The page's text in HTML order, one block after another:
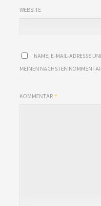
WEBSITE
NAME, E-MAIL-ADRESSE
MEINEN NÄCHSTEN
KOMMENTAR